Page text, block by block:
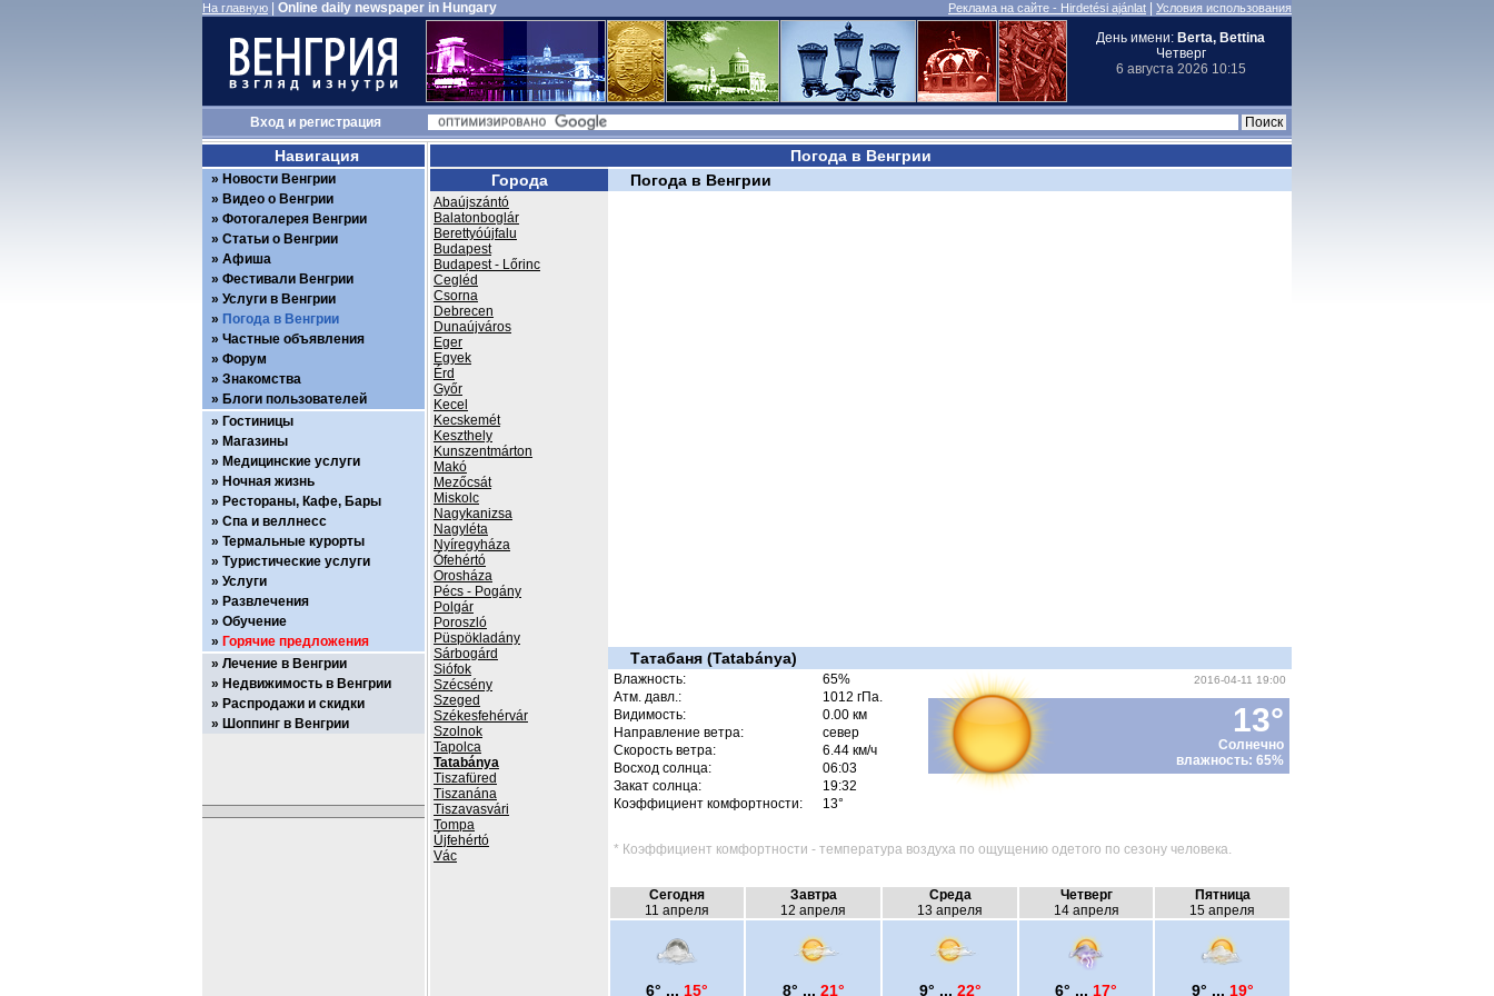
На главную Online daily newspaper in Hungary Реклама на сайте - Hirdetési ajánlat Условия использования
День имени: Berta, Bettina
Четверг
6 августа 2026 10:15
Входи регистрация
Погода в Венгрии
Города
Abaújszántó
Balatonboglár
Berettyóújfalu
Budapest
Budapest - Lőrinc
Cegléd
Csorna
Debrecen
Dunaújváros
Eger
Egyek
Érd
Győr
Kecel
Kecskemét
Keszthely
Kunszentmárton
Makó
Mezőcsát
Miskolc
Nagykanizsa
Nagyléta
Nyíregyháza
Ófehértó
Orosháza
Pécs - Pogány
Polgár
Poroszló
Püspökladány
Sárbogárd
Siófok
Szécsény
Szeged
Székesfehérvár
Szolnok
Tapolca
Tatabánya
Tiszafüred
Tiszanána
Tiszavasvári
Tompa
Újfehértó
Vác
Погода в Венгрии
Татабаня (Tatabánya)
Влажность: 65% 2016-04-11 19:00
13°
Солнечно
влажность: 65%
Атм. давл.:
1012 гПа.
Видимость:
0.00 км
Направление ветра:
север
Скорость ветра:
6.44 км/ч
Восход солнца:
06:03
Закат солнца:
19:32
Коэффициент комфортности:
13°
* Коэффициент комфортности - температура воздуха по ощущению одетого по сезону человека.
Сегодня
11 апреля
Завтра
12 апреля
Среда
13 апреля
Четверг
14 апреля
Пятница
15 апреля
6° ... 15° 8° ... 21° 9° ... 22° 6° ... 17° 9° ... 19°
Навигация
Новости Венгрии
Видео о Венгрии
Фотогалерея Венгрии
Статьи о Венгрии
Афиша
Фестивали Венгрии
Услуги в Венгрии
Погода в Венгрии
Частные объявления
Форум
Знакомства
Блоги пользователей
Гостиницы
Магазины
Медицинские услуги
Ночная жизнь
Рестораны, Кафе, Бары
Спа и веллнесс
Термальные курорты
Туристические услуги
Услуги
Развлечения
Обучение
Горячие предложения
Лечение в Венгрии
Недвижимость в Венгрии
Распродажи и скидки
Шоппинг в Венгрии